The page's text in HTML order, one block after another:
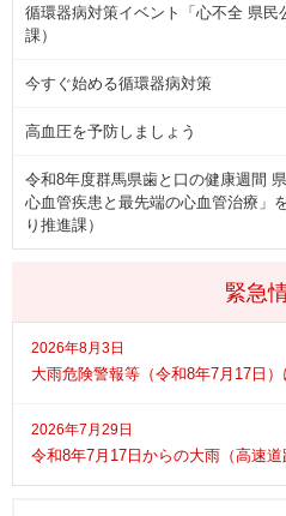
緊急
2026年8月3日
大雨危険警報等（令和8年7月17日）
2026年7月29日
令和8年7月17日からの大雨（高速道
循環器病対策イベント「心不全 県
課）
今すぐ始める循環器病対策
高血圧を予防しましょう
令和8年度群馬県歯と口の健康週間
心血管疾患と最先端の心血管治療」
り推進課）